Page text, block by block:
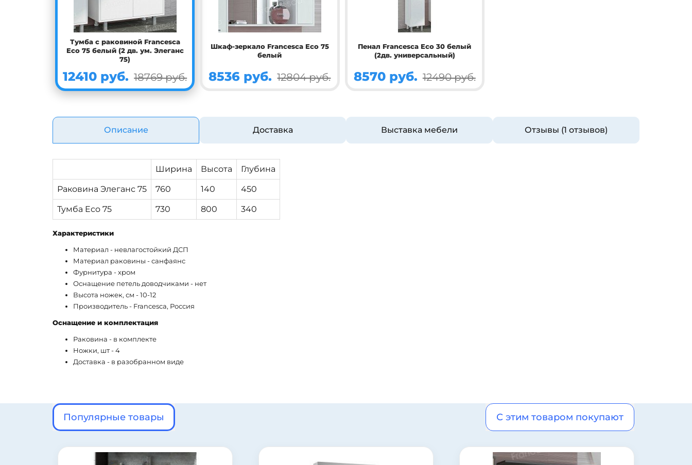
Тумба с раковиной Francesca
Eco 75 белый (2 дв. ум. Элеганс
75)
12410 руб. 18769 руб.
Шкаф-зеркало Francesca Eco 75
белый
8536 руб. 12804 руб.
Пенал Francesca Eco 30 белый
(2дв. универсальный)
8570 руб. 12490 руб.
Описание Доставка Выставка мебели Отзывы (1 отзывов)
Ширина Высота Глубина
Раковина Элеганс 75 760 140 450
Тумба Eco 75 730 800 340
Характеристики
Материал - невлагостойкий ДСП
Материал раковины - санфаянс
Фурнитура - хром
Оснащение петель доводчиками - нет
Высота ножек, см - 10-12
Производитель - Francesca, Россия
Оснащение и комплектация
Раковина - в комплекте
Ножки, шт - 4
Доставка - в разобранном виде
Популярные товары С этим товаром покупают